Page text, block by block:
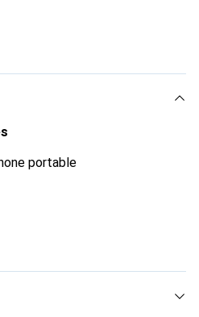
Reconnaissable à
sûr pour une clientèle
portable